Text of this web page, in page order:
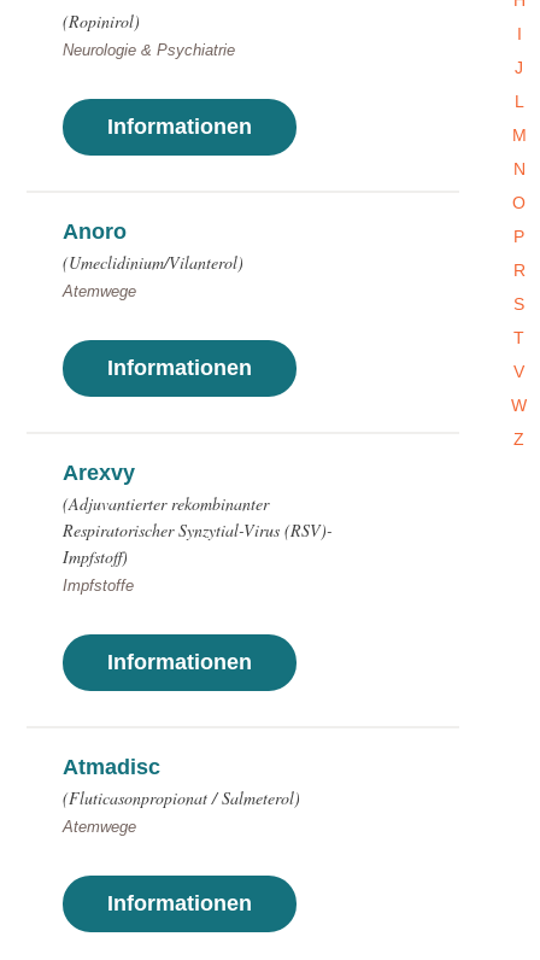
(Ropinirol)
Neurologie & Psychiatrie
Informationen
Anoro
(Umeclidinium/Vilanterol)
Atemwege
Informationen
Arexvy
(Adjuvantierter rekombinanter
Respiratorischer Synzytial-Virus (RSV)-
Impfstoff)
Impfstoffe
Informationen
Atmadisc
(Fluticasonpropionat / Salmeterol)
Atemwege
Informationen
I
J
L
M
N
O
P
R
S
T
V
W
Z